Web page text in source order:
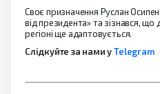
Своє призначення Руслан
від президента» та зізнався,
регіоні ще адаптовується.
Слідкуйте за нами уTelegram